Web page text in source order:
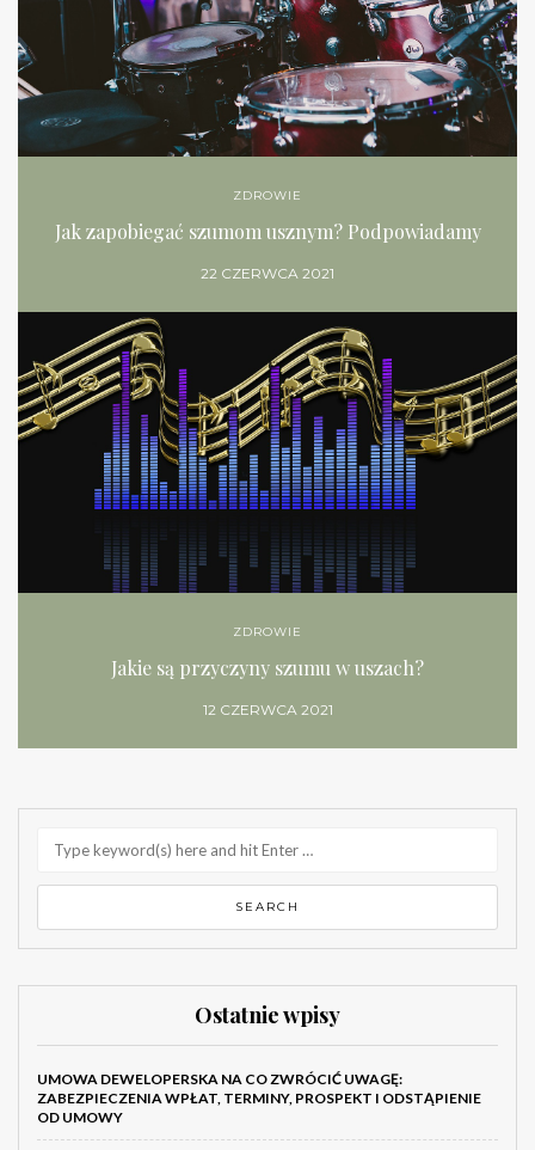
ZDROWIE
Jak zapobiegać szumom usznym? Podpowiadamy
22 CZERWCA 2021
ZDROWIE
Jakie są przyczyny szumu w uszach?
12 CZERWCA 2021
Ostatnie wpisy
UMOWA DEWELOPERSKA NA CO ZWRÓCIĆ UWAGĘ:
ZABEZPIECZENIA WPŁAT, TERMINY, PROSPEKT I ODSTĄPIENIE
OD UMOWY